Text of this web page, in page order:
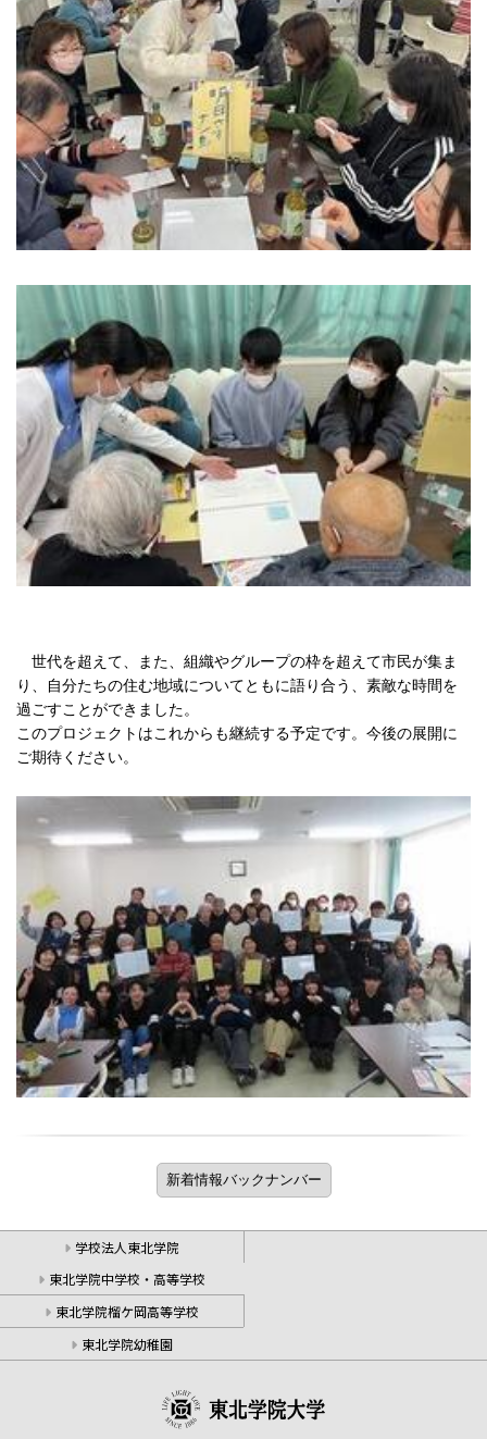
世代を超えて、また、組織やグループの枠を超えて市民が集ま
り、自分たちの住む地域についてともに語り合う、素敵な時間を
過ごすことができました。
このプロジェクトはこれからも継続する予定です。今後の展開に
ご期待ください。
学校法人東北学院
東北学院中学校・高等学校
東北学院榴ケ岡高等学校
東北学院幼稚園